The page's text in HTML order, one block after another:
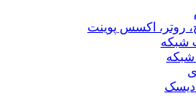
روتر، اکسس پوینت
شبکه
شبکه
دیسک